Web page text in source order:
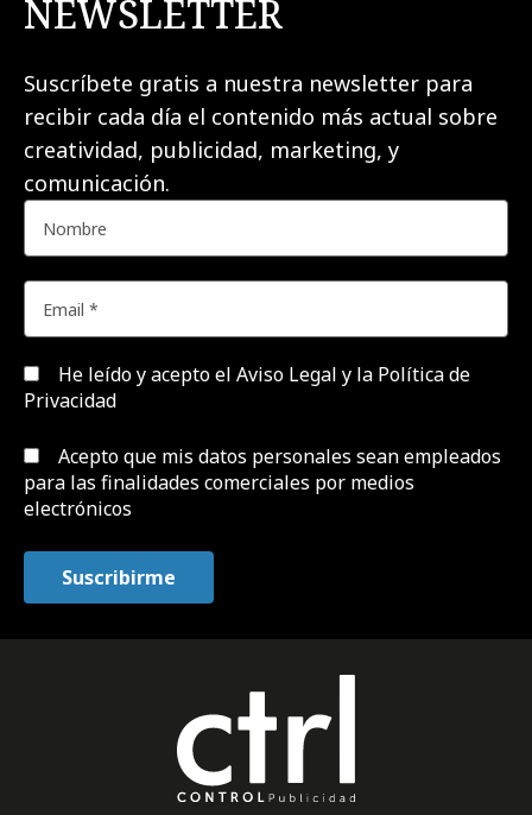
NEWSLETTER
Suscríbete gratis a nuestra newsletter para
recibir cada día el contenido más actual sobre
creatividad, publicidad, marketing, y
comunicación.
He leído y acepto el Aviso Legal y la Política de
Privacidad
Acepto que mis datos personales sean empleados
para las finalidades comerciales por medios
electrónicos